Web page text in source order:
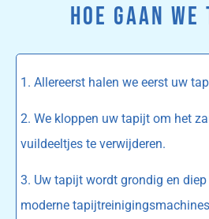
HOE GAAN WE
1. Allereerst halen we eerst uw
2. We kloppen uw tapijt om het
vuildeeltjes te verwijderen.
3. Uw tapijt wordt grondig en
moderne